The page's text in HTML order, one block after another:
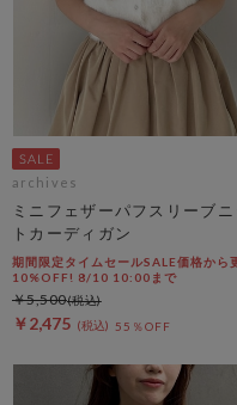
archives
ミニフェザーパフスリーブニ
トカーディガン
期間限定タイムセールSALE価格から
10%OFF! 8/10 10:00まで
￥2,475 55％OFF
￥5,500